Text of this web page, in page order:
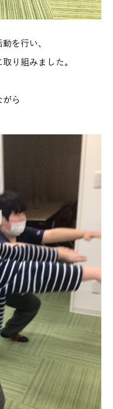
を行い、
り組みました。
ら